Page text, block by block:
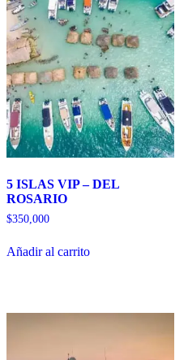
5 ISLAS VIP – DEL
ROSARIO
$350,000
Añadir al carrito